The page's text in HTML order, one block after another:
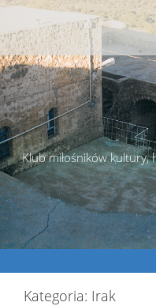
Skip
content
Klub miłośników
Kategoria: Irak